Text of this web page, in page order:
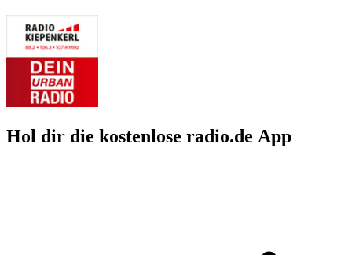
Hol dir die kostenlose radio.de App